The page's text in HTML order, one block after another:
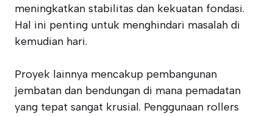
meningkatkan stabilitas dan kekuatan fondasi.
Hal ini penting untuk menghindari masalah di
kemudian hari.
Proyek lainnya mencakup pembangunan
jembatan dan bendungan di mana pemadatan
yang tepat sangat krusial. Penggunaan rollers